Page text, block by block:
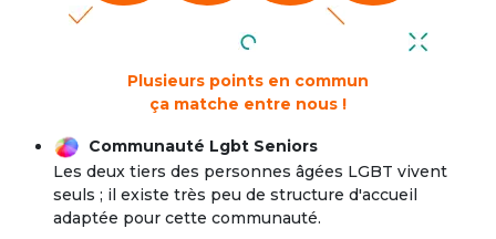
Plusieurs points en commun
ça matche entre nous !
Communauté Lgbt Seniors
Les deux tiers des personnes âgées LGBT vivent
seuls ; il existe très peu de structure d'accueil
adaptée pour cette communauté.